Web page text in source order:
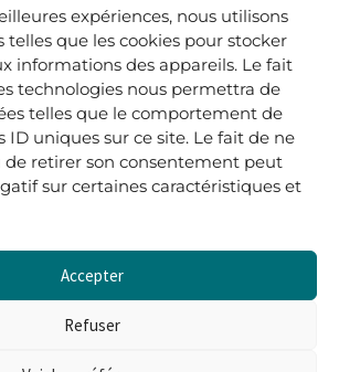
expériences, nous utilisons
telles que les cookies pour stocker
informations des appareils. Le fait
technologies nous permettra de
telles que le comportement de
ID uniques sur ce site. Le fait de ne
de retirer son consentement peut
sur certaines caractéristiques et
Accepter
Refuser
05 40 41 37 18
.
AU SAMEDI
12H45 | 14H00 -19H00